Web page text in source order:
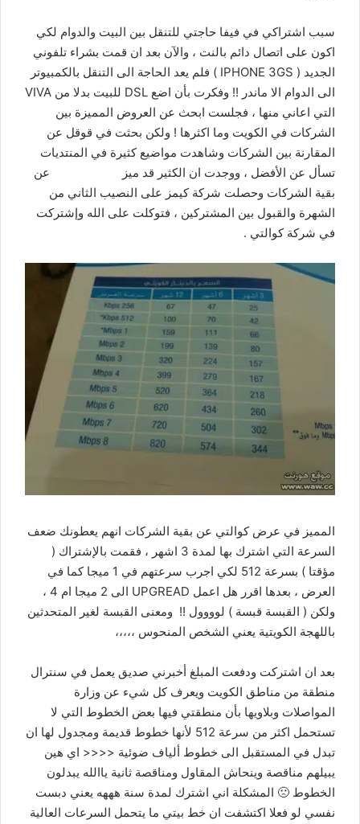
سبب اشتراكي في فيفا حاجتي للتنقل بين البيت والدوام لكي
اكون على اتصال دائم بالنت ، والآن بعد ان قمت بشراء تلفوني
الجديد ( IPHONE 3GS ) فلم يعد الحاجة الى التنقل بالكمبيوتر
الى الدوام الا ماندر !! وفكرت بأن اضع DSL للبيت بدلا من VIVA
التي اعاني منها ، فجلست ابحث عن العروض المميزة بين
الشركات في الكويت وما اكثرها ! ولكن بحثت في قوقل عن
المقارنة بين الشركات وشاهدت مواضيع كثيرة في المنتديات
تسأل عن الأفضل ، ووجدت ان الكثير قد ميز
عن
بقية الشركات وحصلت شركة كيمز على النصيب الثاني من
الشهرة والقبول بين المشتركين ، فتوكلت على الله وإشتركت
في شركة كوالتي .
المميز في عرض كوالتي عن بقية الشركات انهم يعطونك ضعف
السرعة التي اشترك بها لمدة 3 اشهر ، فقمت بالإشتراك (
مؤقتا ) بسرعة 512 لكي اجرب سرعتهم في 1 ميجا كما في
العرض ، بعدها اقرر هل اعمل UPGREAD الى 2 ميجا ام 4 ،
ولكن ( القبسة قبسة ) لوووول !! ومعنى القبسة لغير المتحدثين
باللهجة الكويتية يعني الشخص المنحوس ،،،،،
بعد ان اشتركت ودفعت المبلغ أخبرني صديق يعمل في سنترال
منطقة من مناطق الكويت ويعرف كل شيء عن وزارة
المواصلات وبلاويها بأن منطقتي فيها بعض الخطوط التي لا
تستحمل اكثر من سرعة 512 لأنها خطوط قديمة ومجدول لها ان
تبدل في المستقبل الى خطوط ألياف ضوئية <<<< اي هين
يبيلهم مناقصة وينحاش المقاول ومناقصة ثانية ياالله يبدلون
الخطوط 🙁 المشكلة اني اشترك لمدة سنة هههه يعني دبست
نفسي لو فعلا اكتشفت ان خط بيتي ما يتحمل السرعات العالية